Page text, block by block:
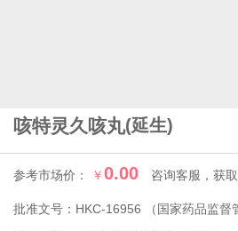
咳特灵久咳丸(延生)
参考市场价： ￥0.00 咨询客服，获
批准文号： HKC-16956 （国家药品监督